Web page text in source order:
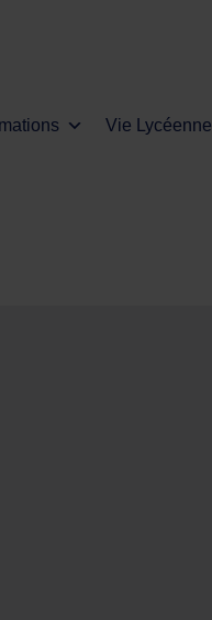
Vie Lycéenne